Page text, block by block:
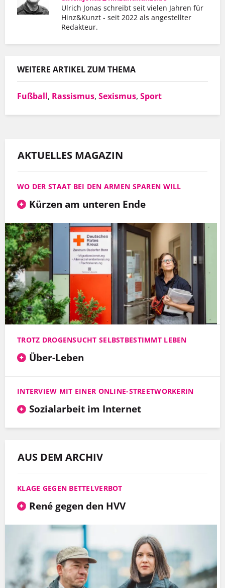
Ulrich Jonas schreibt seit vielen Jahren für
Hinz&Kunzt - seit 2022 als angestellter
Redakteur.
WEITERE ARTIKEL ZUM THEMA
Fußball, Rassismus, Sexismus, Sport
Er hat mit Hinz&Kunzt nicht nur eine
Wohnung gefunden, sondern auch einen
Arbeitgeber, der ihn so schätzt, wie er ist.
MEHR INFOS
AKTUELLES MAGAZIN
WO DER STAAT BEI DEN ARMEN SPAREN WILL
Kürzen am unteren Ende
TROTZ DROGENSUCHT SELBSTBESTIMMT LEBEN
Über-Leben
INTERVIEW MIT EINER ONLINE-STREETWORKERIN
Sozialarbeit im Internet
AUS DEM ARCHIV
KLAGE GEGEN BETTELVERBOT
René gegen den HVV